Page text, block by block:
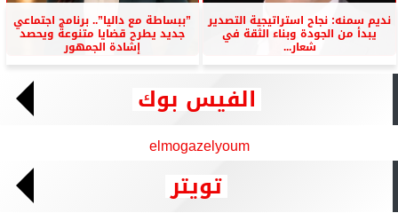
نديم سمنه: نجاح استراتيجية التصدير
يبدأ من الجودة وبناء الثقة في
شعار...
”ببساطة مع داليا”.. برنامج اجتماعي
جديد يطرح قضايا متنوعة ويحصد
إشادة الجمهور
الفيس بوك
elmogazelyoum
تويتر